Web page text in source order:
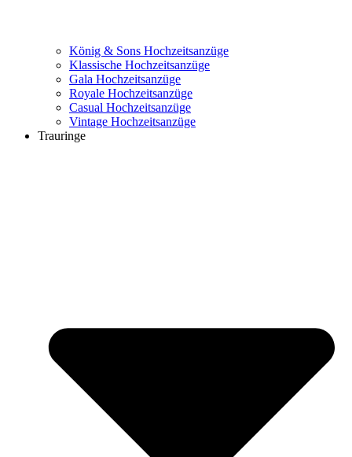
König & Sons Hochzeitsanzüge
Klassische Hochzeitsanzüge
Gala Hochzeitsanzüge
Royale Hochzeitsanzüge
Casual Hochzeitsanzüge
Vintage Hochzeitsanzüge
Trauringe